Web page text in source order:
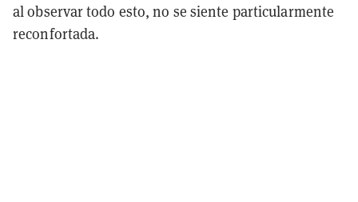
al observar todo esto, no se siente particularmente
reconfortada.